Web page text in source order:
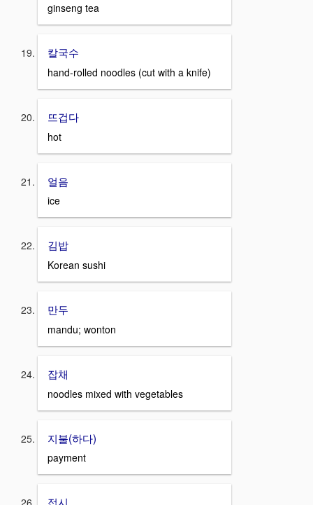
ginseng tea
칼국수
hand-rolled noodles (cut with a knife)
뜨겁다
hot
얼음
ice
김밥
Korean sushi
만두
mandu; wonton
잡채
noodles mixed with vegetables
지불(하다)
payment
접시